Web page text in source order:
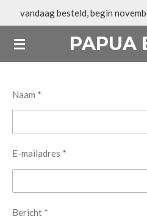
naar
de
PAPUA
vandaag besteld, begin
Naam *
E-mailadres *
Bericht *